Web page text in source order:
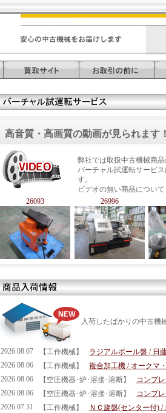
高音質・高画質の動画が見られます！
弊社では取扱中古機械商品
バーチャル試運転サービ
す。
ビデオの無い商品につい
26093
26996
入荷したばかりの中古機
2026.08.07 【工作機械】
ラジアルボール盤 / 日
2026.08.06
【工作機械】
複合加工機 / オークマ
2026.08.06
【空圧機器･炉･溶接･溶断】
コンプ
2026.08.06
【空圧機器･炉･溶接･溶断】
コンプ
2026.07.31
【工作機械】
ＮＣ旋盤(センター付)